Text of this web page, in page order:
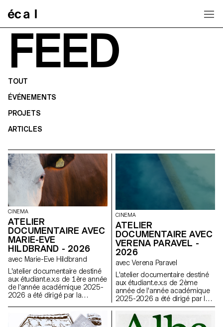
FEED
TOUT
ÉVÉNEMENTS
PROJETS
ARTICLES
CINEMA
ATELIER
DOCUMENTAIRE AVEC
MARIE-EVE
HILDBRAND - 2026
avec Marie-Eve Hildbrand
L'atelier documentaire destiné
aux étudiant.e.x.s de 1ère année
de l'année académique 2025-
2026 a été dirigé par la
CINEMA
ATELIER
DOCUMENTAIRE AVEC
VERENA PARAVEL -
2026
avec Verena Paravel
L'atelier documentaire destiné
aux étudiant.e.x.s de 2ème
année de l'année académique
2025-2026 a été dirigé par la
réalisatrice et anthropologue
visuelle française Verena
Paravel.